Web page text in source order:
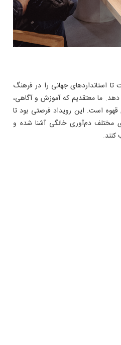
استانداردهای جهانی را در فرهنگ
دهد. ما معتقدیم که آموزش و آگاهی،
قهوه است. این رویداد فرصتی بود تا
مختلف دم‌آوری خانگی آشنا شده و